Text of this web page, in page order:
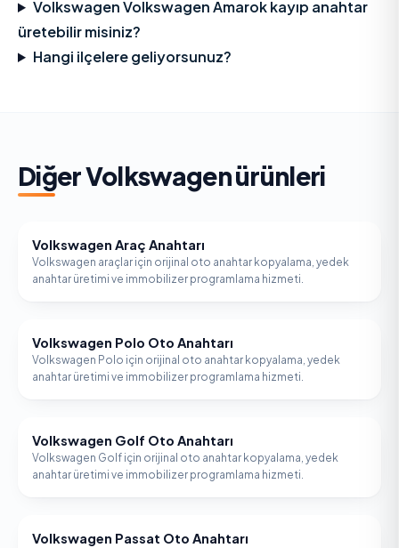
Volkswagen Volkswagen Amarok kayıp anahtar
üretebilir misiniz?
Hangi ilçelere geliyorsunuz?
DiğerVolkswagenürünleri
VOLKSWAGEN
Volkswagen Araç Anahtarı
Volkswagen araçlar için orijinal oto anahtar kopyalama, yedek
anahtar üretimi ve immobilizer programlama hizmeti.
VOLKSWAGEN
Volkswagen Polo Oto Anahtarı
Volkswagen Polo için orijinal oto anahtar kopyalama, yedek
anahtar üretimi ve immobilizer programlama hizmeti.
VOLKSWAGEN
Volkswagen Golf Oto Anahtarı
Volkswagen Golf için orijinal oto anahtar kopyalama, yedek
anahtar üretimi ve immobilizer programlama hizmeti.
VOLKSWAGEN
Volkswagen Passat Oto Anahtarı